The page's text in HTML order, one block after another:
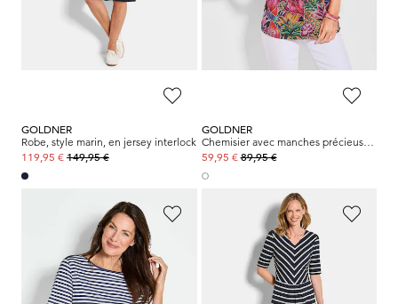
Meilleur prix sur 30 jours** :
GOLDNER
Robe, style marin, en jersey interlock
119,95 € 149,95 €
GOLDNER
Chemisier avec manches précieuses en mousseline
59,95 €89,95 €
T-shirt à rayures en jersey de viscose
39,95 €59,95 €
+ 1
GOLDNER
Robe en jersey, style marin
119,95 €